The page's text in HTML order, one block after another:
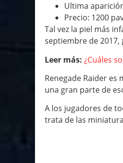
Ultima
Precio: 1200
Tal vez la piel más
septiembre de 2017,
Leer más: ¿Cuáles
Renegade Raider
una gran parte de
A los jugadores de
trata de las